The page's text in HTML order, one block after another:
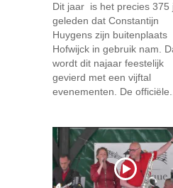
Dit jaar is het precies 375
geleden dat Constantijn
Huygens zijn buitenplaats
Hofwijck in gebruik nam.
wordt dit najaar feestelijk
gevierd met een vijftal
evenementen. De